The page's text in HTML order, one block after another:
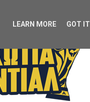
LEARN MORE GOT IT